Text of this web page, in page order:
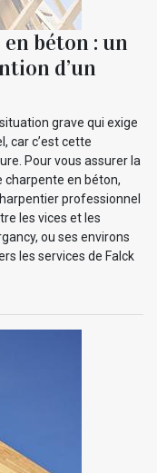
béton : un
d’un
grave qui exige
car c’est cette
Pour vous assurer la
charpente en béton,
professionnel
les vices et les
ou ses environs
les services de Falck